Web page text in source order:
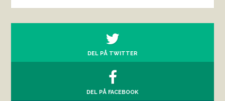
DEL PÅ TWITTER
DEL PÅ FACEBOOK